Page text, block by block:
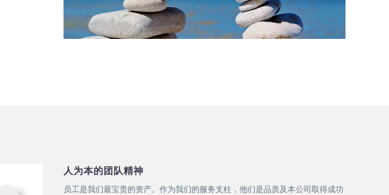
人为本的团队精神
员工是我们最宝贵的资产。作为我们的服务支柱，他们是品质及本公司取得成功